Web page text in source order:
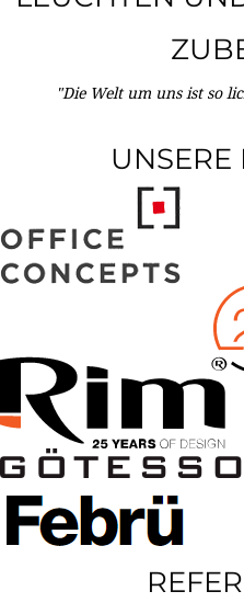
"Die Welt um uns ist so
UNSERE